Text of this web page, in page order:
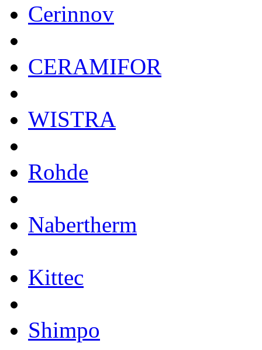
Cerinnov
CERAMIFOR
WISTRA
Rohde
Nabertherm
Kittec
Shimpo